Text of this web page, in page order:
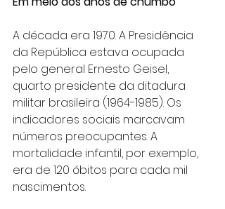
A década era 1970. A Presidência
da República estava ocupada
pelo general Ernesto Geisel,
quarto presidente da ditadura
militar brasileira (1964-1985). Os
indicadores sociais marcavam
números preocupantes. A
mortalidade infantil, por exemplo,
era de 120 óbitos para cada mil
nascimentos.